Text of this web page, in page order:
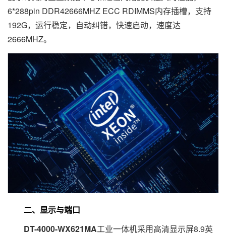
6*288pin DDR42666MHZ ECC RDIMMS内存插槽，支持
192G，运行稳定，自动纠错，快速启动，速度达
2666MHZ。
二、显示与端口
DT-4000-WX621MA工业一体机采用高清显示屏8.9英